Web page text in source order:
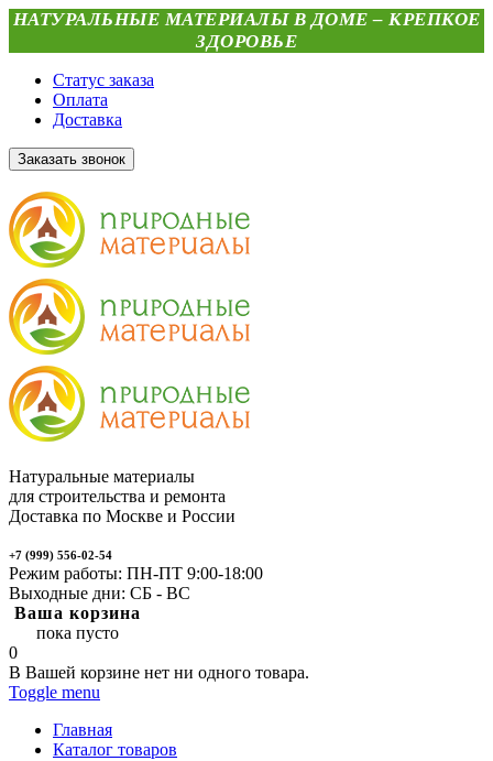
НАТУРАЛЬНЫЕ МАТЕРИАЛЫ В ДОМЕ – КРЕПКОЕ
ЗДОРОВЬЕ
Статус заказа
Оплата
Доставка
Заказать звонок
Натуральные материалы
для строительства и ремонта
Доставка по Москве и России
+7 (999) 556-02-54
Режим работы: ПН-ПТ 9:00-18:00
Выходные дни: СБ - ВС
Ваша корзина
пока пусто
0
В Вашей корзине нет ни одного товара.
Toggle menu
Главная
Каталог товаров